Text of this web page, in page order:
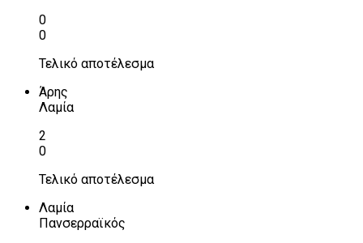
0
0
Τελικό αποτέλεσμα
Άρης
Λαμία
2
0
Τελικό αποτέλεσμα
Λαμία
Πανσερραϊκός